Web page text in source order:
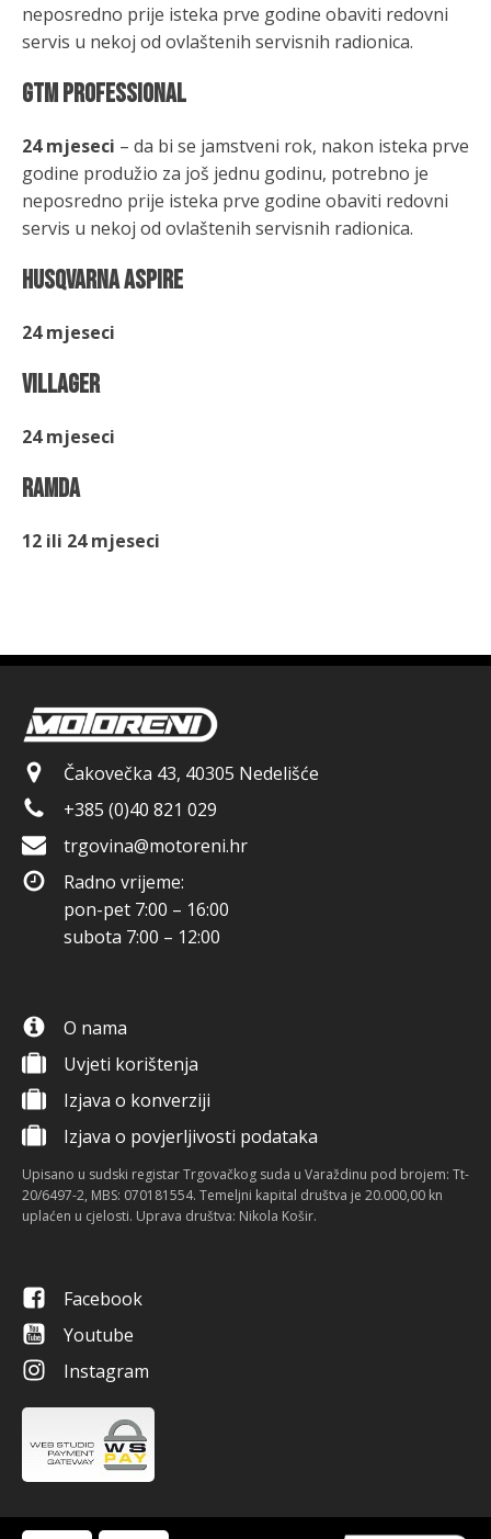
neposredno prije isteka prve godine obaviti redovni
servis u nekoj od ovlaštenih servisnih radionica.
GTM PROFESSIONAL
24 mjeseci – da bi se jamstveni rok, nakon isteka prve
godine produžio za još jednu godinu, potrebno je
neposredno prije isteka prve godine obaviti redovni
servis u nekoj od ovlaštenih servisnih radionica.
HUSQVARNA ASPIRE
24 mjeseci
VILLAGER
24 mjeseci
RAMDA
12 ili 24 mjeseci
Čakovečka 43, 40305 Nedelišće
+385 (0)40 821 029
trgovina@motoreni.hr
Radno vrijeme:
pon-pet 7:00 – 16:00
subota 7:00 – 12:00
O nama
Uvjeti korištenja
Izjava o konverziji
Izjava o povjerljivosti podataka
Upisano u sudski registar Trgovačkog suda u Varaždinu pod brojem: Tt-
20/6497-2, MBS: 070181554. Temeljni kapital društva je 20.000,00 kn
uplaćen u cjelosti. Uprava društva: Nikola Košir.
Facebook
Youtube
Instagram